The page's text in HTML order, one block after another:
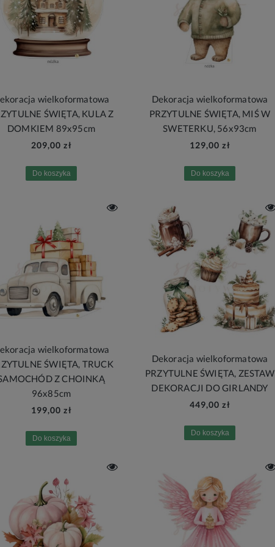
wielkoformatowa
ŚWIĘTA, KULA Z
DOMKIEM 89x95cm
209,00 zł
Do koszyka
Dekoracja wielkoformatowa
PRZYTULNE ŚWIĘTA, MIŚ W
SWETERKU, 56x93cm
129,00 zł
Do koszyka
wielkoformatowa
ŚWIĘTA, TRUCK
Z CHOINKĄ
96x85cm
199,00 zł
Do koszyka
Dekoracja wielkoformatowa
PRZYTULNE ŚWIĘTA, ZESTAW
DEKORACJI DO GIRLANDY
449,00 zł
Do koszyka